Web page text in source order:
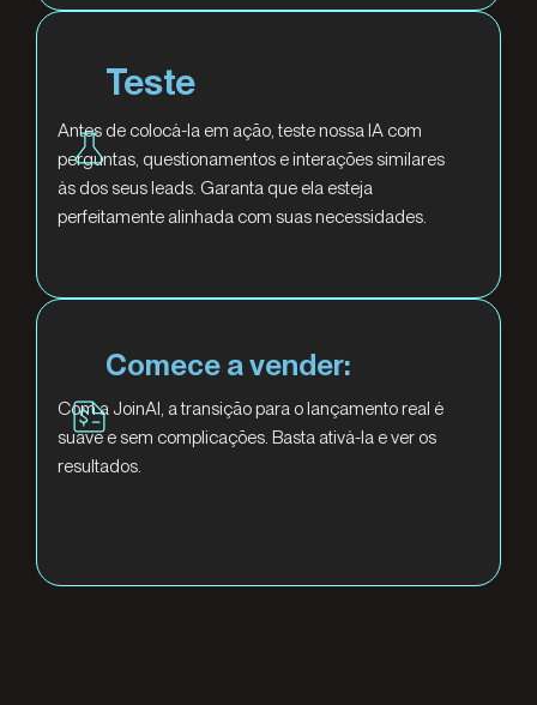
Teste
Antes de colocá-la em ação, teste nossa IA com
perguntas, questionamentos e interações similares
às dos seus leads. Garanta que ela esteja
perfeitamente alinhada com suas necessidades.
Comece a vender:
Com a JoinAI, a transição para o lançamento real é
suave e sem complicações. Basta ativá-la e ver os
resultados.